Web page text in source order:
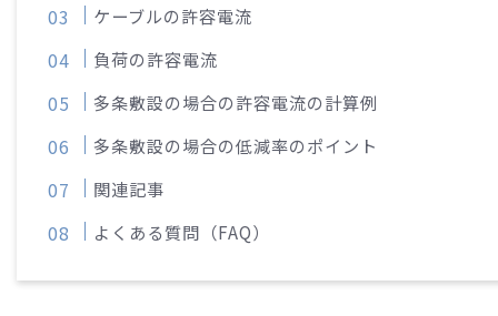
ケーブルの許容電流
負荷の許容電流
多条敷設の場合の許容電流の計算例
多条敷設の場合の低減率のポイント
関連記事
よくある質問（FAQ）